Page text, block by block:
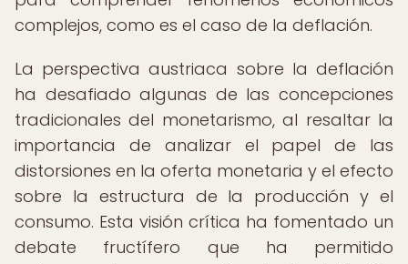
complejos, como es el caso de la deflación.
La perspectiva austriaca sobre la deflación
ha desafiado algunas de las concepciones
tradicionales del monetarismo, al resaltar la
importancia de analizar el papel de las
distorsiones en la oferta monetaria y el efecto
sobre la estructura de la producción y el
consumo. Esta visión crítica ha fomentado un
debate fructífero que ha permitido